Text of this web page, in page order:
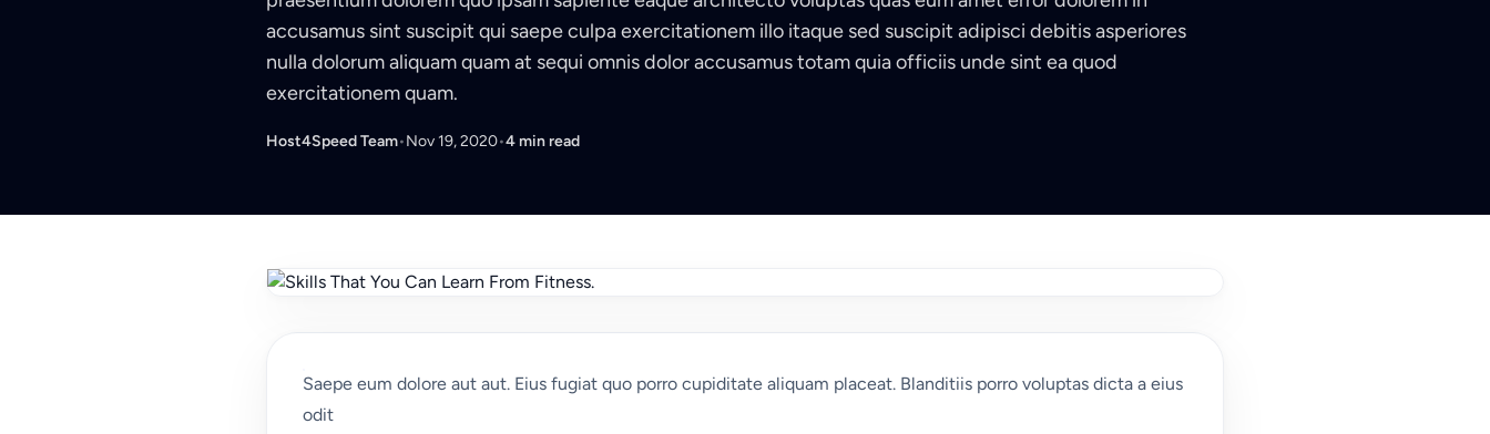
accusamus sint suscipit qui saepe culpa exercitationem illo itaque sed suscipit adipisci debitis asperiores
nulla dolorum aliquam quam at sequi omnis dolor accusamus totam quia officiis unde sint ea quod
exercitationem quam.
Host4Speed Team•Nov 19, 2020•4 min read
Saepe eum dolore aut aut. Eius fugiat quo porro cupiditate aliquam placeat. Blanditiis porro voluptas dicta a eius
odit